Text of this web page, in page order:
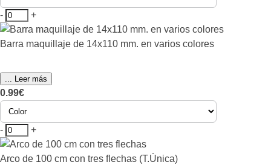
- +
Barra maquillaje de 14x110 mm. en varios colores
... Leer más
0.99€
- +
Arco de 100 cm con tres flechas (T.Única)